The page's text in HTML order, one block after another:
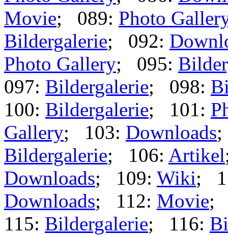
Movie; 089: Photo
Bildergalerie; 092:
Photo Gallery; 095:
097: Bildergalerie; 098:
100: Bildergalerie; 101:
Gallery; 103: Downloads
Bildergalerie; 106: Artikel
Downloads; 109: Wiki;
Downloads; 112: Movie;
115: Bildergalerie; 116: